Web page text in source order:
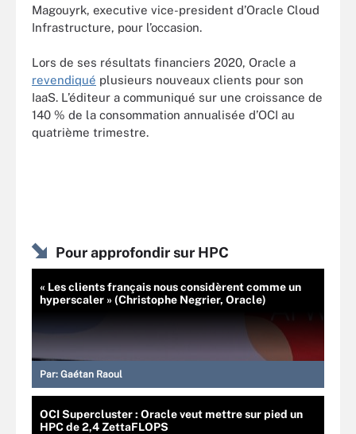
Magouyrk, executive vice-president d’Oracle Cloud
Infrastructure, pour l’occasion.
Lors de ses résultats financiers 2020, Oracle a
revendiqué plusieurs nouveaux clients pour son
IaaS. L’éditeur a communiqué sur une croissance de
140 % de la consommation annualisée d’OCI au
quatrième trimestre.
Pour approfondir sur HPC
« Les clients français nous considèrent comme un
hyperscaler » (Christophe Negrier, Oracle)
Par: Gaétan Raoul
OCI Supercluster : Oracle veut mettre sur pied un
HPC de 2,4 ZettaFLOPS